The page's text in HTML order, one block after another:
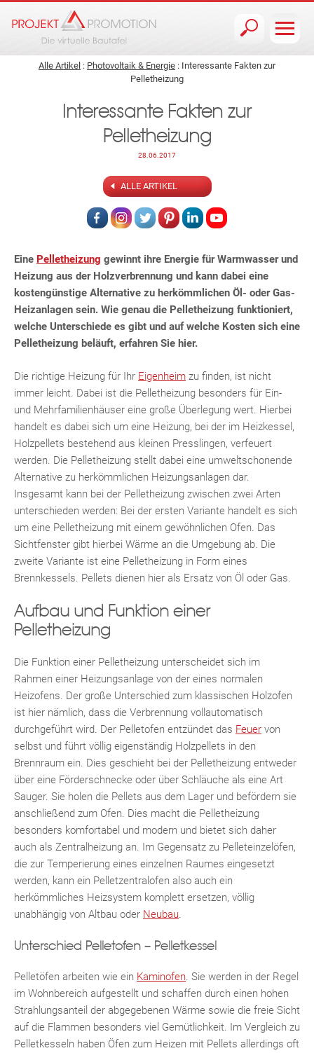
Alle Artikel : Photovoltaik & Energie : Interessante Fakten zur
Pelletheizung
Interessante Fakten zur
Pelletheizung
28.06.2017
ALLE ARTIKEL
Fac Inst Twi Pint Link Wh
Eine Pelletheizung gewinnt ihre Energie für Warmwasser und
Heizung aus der Holzverbrennung und kann dabei eine
kostengünstige Alternative zu herkömmlichen Öl- oder Gas-
Heizanlagen sein. Wie genau die Pelletheizung funktioniert,
welche Unterschiede es gibt und auf welche Kosten sich eine
Pelletheizung beläuft, erfahren Sie hier.
Die richtige Heizung für Ihr Eigenheim zu finden, ist nicht
immer leicht. Dabei ist die Pelletheizung besonders für Ein-
und Mehrfamilienhäuser eine große Überlegung wert. Hierbei
handelt es dabei sich um eine Heizung, bei der im Heizkessel,
Holzpellets bestehend aus kleinen Presslingen, verfeuert
werden. Die Pelletheizung stellt dabei eine umweltschonende
Alternative zu herkömmlichen Heizungsanlagen dar.
Insgesamt kann bei der Pelletheizung zwischen zwei Arten
unterschieden werden: Bei der ersten Variante handelt es sich
um eine Pelletheizung mit einem gewöhnlichen Ofen. Das
Sichtfenster gibt hierbei Wärme an die Umgebung ab. Die
zweite Variante ist eine Pelletheizung in Form eines
Brennkessels. Pellets dienen hier als Ersatz von Öl oder Gas.
Aufbau und Funktion einer
Pelletheizung
Die Funktion einer Pelletheizung unterscheidet sich im
Rahmen einer Heizungsanlage von der eines normalen
Heizofens. Der große Unterschied zum klassischen Holzofen
ist hier nämlich, dass die Verbrennung vollautomatisch
durchgeführt wird. Der Pelletofen entzündet das Feuer von
selbst und führt völlig eigenständig Holzpellets in den
Brennraum ein. Dies geschieht bei der Pelletheizung entweder
über eine Förderschnecke oder über Schläuche als eine Art
Sauger. Sie holen die Pellets aus dem Lager und befördern sie
anschließend zum Ofen. Dies macht die Pelletheizung
besonders komfortabel und modern und bietet sich daher
auch als Zentralheizung an. Im Gegensatz zu Pelleteinzelöfen,
die zur Temperierung eines einzelnen Raumes eingesetzt
werden, kann ein Pelletzentralofen also auch ein
herkömmliches Heizsystem komplett ersetzen, völlig
unabhängig von Altbau oder Neubau.
Unterschied Pelletofen – Pelletkessel
Pelletöfen arbeiten wie ein Kaminofen . Sie werden in der Regel
im Wohnbereich aufgestellt und schaffen durch einen hohen
Strahlungsanteil der abgegebenen Wärme sowie die freie Sicht
auf die Flammen besonders viel Gemütlichkeit. Im Vergleich zu
Pelletkesseln haben Öfen zum Heizen mit Pellets allerdings oft